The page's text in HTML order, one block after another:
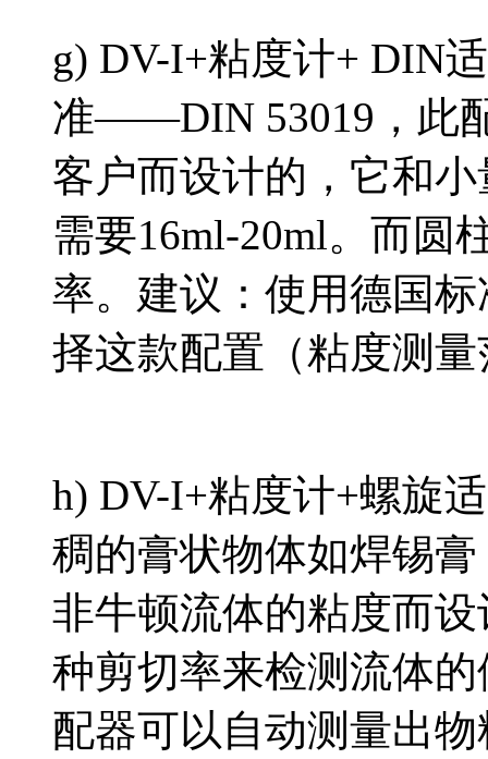
g) DV-I+粘度计+ DIN
准——DIN 53019，此
客户而设计的，它和
需要16ml-20ml。而圆
率。建议：使用德国
择这款配置（粘度测
h) DV-I+粘度计+螺旋
稠的膏状物体如焊锡
非牛顿流体的粘度而
种剪切率来检测流体
配器可以自动测量出